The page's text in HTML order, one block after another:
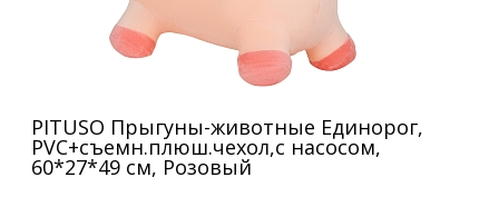
PITUSO Прыгуны-животные Единорог,
PVC+съемн.плюш.чехол,с насосом,
60*27*49 см, Розовый